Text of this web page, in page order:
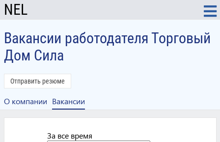
NEL
Вакансии работодателя Торговый
Дом Сила
Отправить резюме
О компании Вакансии
За все время